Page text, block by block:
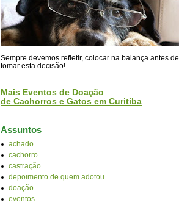
Sempre devemos refletir, colocar na balança antes de
tomar esta decisão!
Mais Eventos de Doação
de Cachorros e Gatos em Curitiba
Assuntos
achado
cachorro
castração
depoimento de quem adotou
doação
eventos